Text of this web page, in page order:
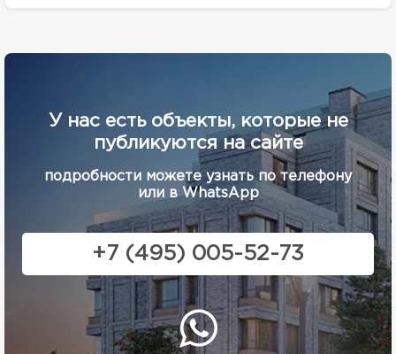
У нас есть объекты, которые не
публикуются на сайте
подробности можете узнать по телефону
или в WhatsApp
+7 (495) 005-52-73